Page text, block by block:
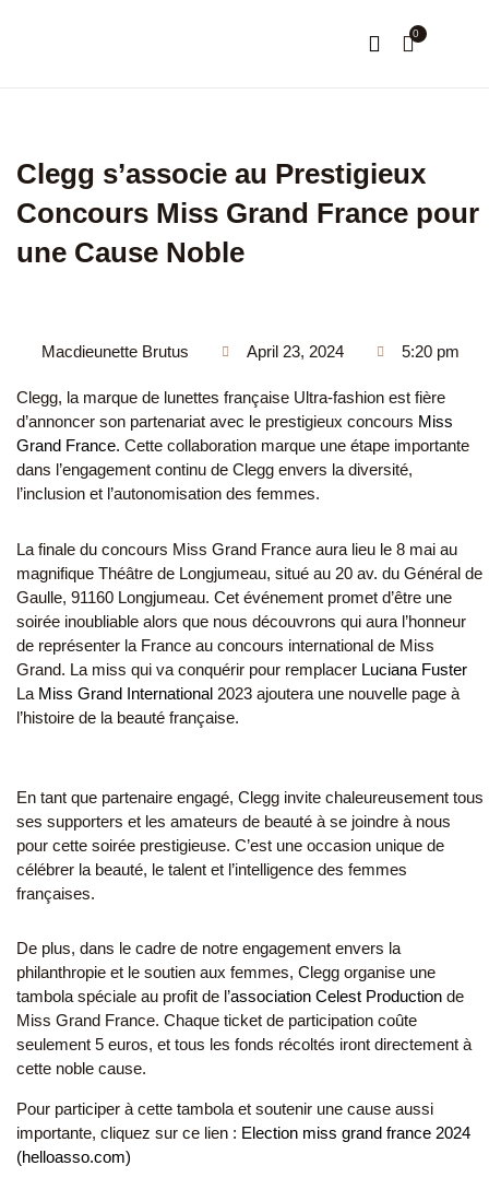
0
Clegg s’associe au Prestigieux
Concours Miss Grand France pour
une Cause Noble
Macdieunette Brutus April 23, 2024 5:20 pm
Clegg, la marque de lunettes française Ultra-fashion est fière
d’annoncer son partenariat avec le prestigieux concours Miss
Grand France. Cette collaboration marque une étape importante
dans l’engagement continu de Clegg envers la diversité,
l’inclusion et l’autonomisation des femmes.
La finale du concours Miss Grand France aura lieu le 8 mai au
magnifique Théâtre de Longjumeau, situé au 20 av. du Général de
Gaulle, 91160 Longjumeau. Cet événement promet d’être une
soirée inoubliable alors que nous découvrons qui aura l’honneur
de représenter la France au concours international de Miss
Grand. La miss qui va conquérir pour remplacer Luciana Fuster
La Miss Grand International 2023 ajoutera une nouvelle page à
l’histoire de la beauté française.
En tant que partenaire engagé, Clegg invite chaleureusement tous
ses supporters et les amateurs de beauté à se joindre à nous
pour cette soirée prestigieuse. C’est une occasion unique de
célébrer la beauté, le talent et l’intelligence des femmes
françaises.
De plus, dans le cadre de notre engagement envers la
philanthropie et le soutien aux femmes, Clegg organise une
tambola spéciale au profit de l’association Celest Production de
Miss Grand France. Chaque ticket de participation coûte
seulement 5 euros, et tous les fonds récoltés iront directement à
cette noble cause.
Pour participer à cette tambola et soutenir une cause aussi
importante, cliquez sur ce lien : Election miss grand france 2024
(helloasso.com)